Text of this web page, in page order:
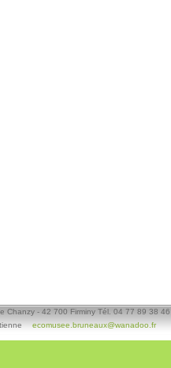
Chanzy - 42 700 Firminy Tél. 04 77 89 38 46
ecomusee.bruneaux@wanadoo.fr